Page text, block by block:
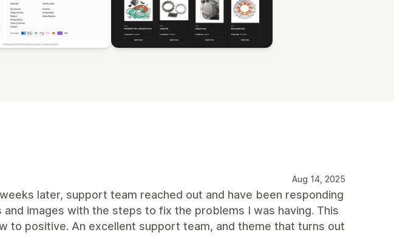
Aug 14, 2025
later, support team reached out and have been responding
images with the steps to fix the problems I was having. This
to positive. An excellent support team, and theme that turns out